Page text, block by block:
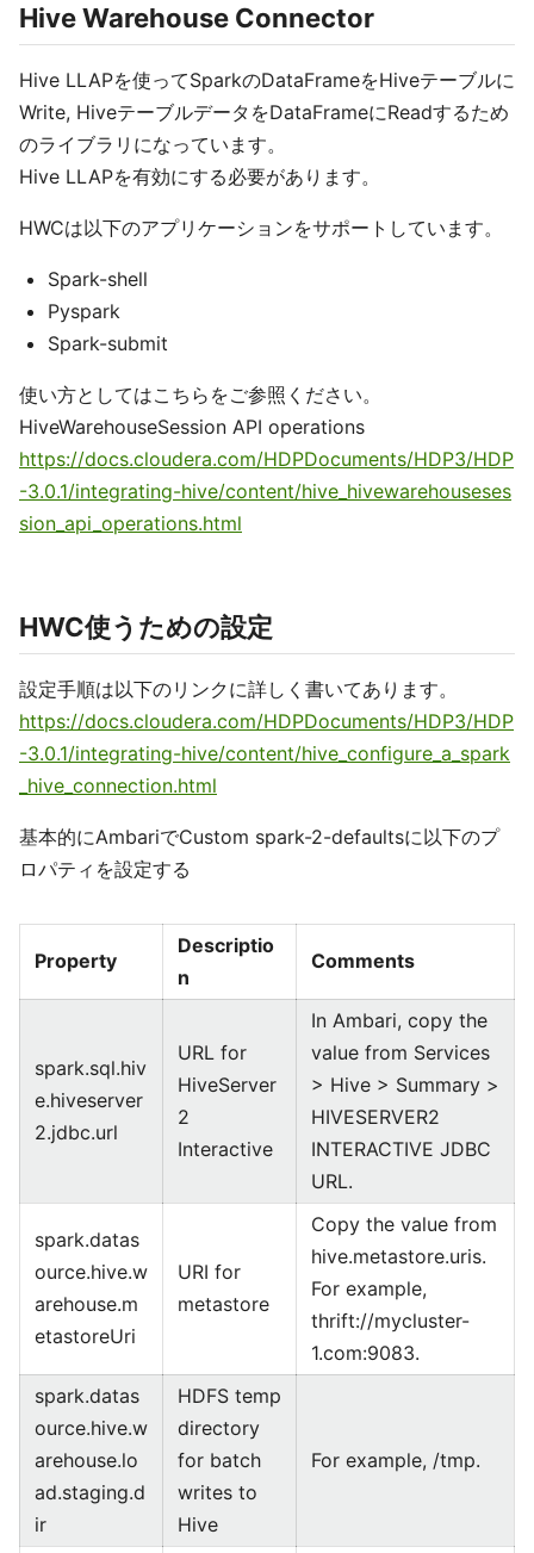
Hive Warehouse Connector
Hive LLAPを使ってSparkのDataFrameをHiveテーブルに
Write, HiveテーブルデータをDataFrameにReadするため
のライブラリになっています。
Hive LLAPを有効にする必要があります。
HWCは以下のアプリケーションをサポートしています。
Spark-shell
Pyspark
Spark-submit
使い方としてはこちらをご参照ください。
HiveWarehouseSession API operations
https://docs.cloudera.com/HDPDocuments/HDP3/HDP
-3.0.1/integrating-hive/content/hive_hivewarehouseses
sion_api_operations.html
HWC使うための設定
設定手順は以下のリンクに詳しく書いてあります。
https://docs.cloudera.com/HDPDocuments/HDP3/HDP
-3.0.1/integrating-hive/content/hive_configure_a_spark
_hive_connection.html
基本的にAmbariでCustom spark-2-defaultsに以下のプ
ロパティを設定する
Property
Descriptio
n
Comments
spark.sql.hiv
e.hiveserver
2.jdbc.url
URL for
HiveServer
2
Interactive
In Ambari, copy the
value from Services
> Hive > Summary >
HIVESERVER2
INTERACTIVE JDBC
URL.
spark.datas
ource.hive.w
arehouse.m
etastoreUri
URI for
metastore
Copy the value from
hive.metastore.uris.
For example,
thrift://mycluster-
1.com:9083.
spark.datas
ource.hive.w
arehouse.lo
ad.staging.d
ir
HDFS temp
directory
for batch
writes to
Hive
For example, /tmp.